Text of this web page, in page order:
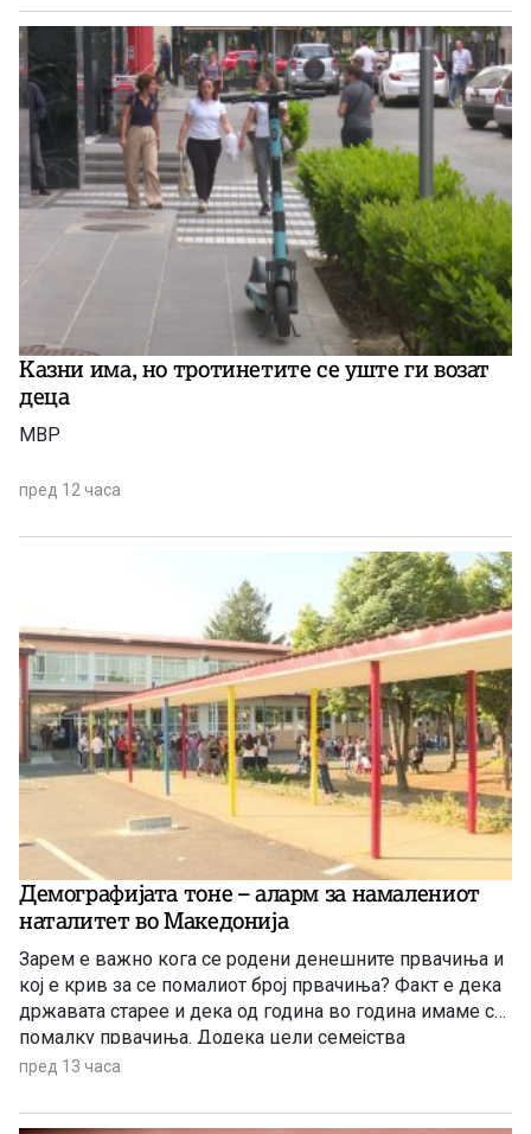
Казни има, но тротинетите се уште ги возат
деца
МВР
пред 12 часа
Демографијата тоне – аларм за намалениот
наталитет во Македонија
Зарем е важно кога се родени денешните првачиња и
кој е крив за се помалиот број првачиња? Факт е дека
државата старее и дека од година во година имаме се
помалку првачиња. Додека цели семејства
заминуваат од државата, политичарите си наоѓаат нова
итни мерки за да се спречи одливот на млади.
пред 13 часа